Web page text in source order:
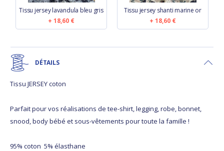
Tissu jersey lavandula bleu gris
18,60 €
Tissu jersey shanti marine or
18,60 €
DÉTAILS
Tissu JERSEY coton
Parfait pour vos réalisations de tee-shirt, legging, robe, bonnet,
snood, body bébé et sous-vêtements pour toute la famille !
95% coton 5% élasthane